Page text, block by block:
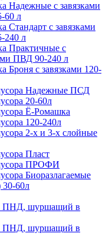
Надежные с завязками
60 л
Стандарт с завязками
240 л
Практичные с
ПВД 90-240 л
Броня с завязками 120-
Надежные ПСД
20-60л
Ё-Ромашка
120-240л
2-х и 3-х слойные
Пласт
ПРОФИ
Биоразлагаемые
60л
ПНД, шуршащий в
ПНД, шуршащий в